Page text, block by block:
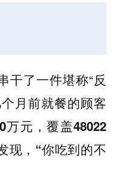
干了一件堪称“反
月前就餐的顾客
元，覆盖48022
现，“你吃到的不